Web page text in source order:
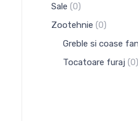
Sale (0)
Zootehnie (0)
Greble si coase fan
Tocatoare furaj (0)